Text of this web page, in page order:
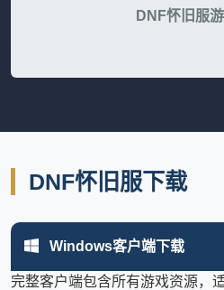
DNF怀旧服
DNF怀旧服下载
Windows客户端下载
完整客户端包含所有游戏资源，